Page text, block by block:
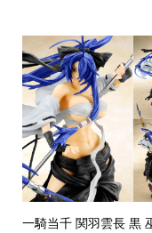
一騎当千 関羽雲長 黒